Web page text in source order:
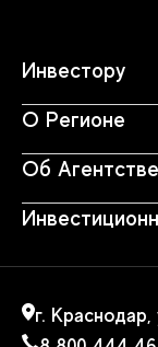
Инвестору
О Регионе
Об Агентстве
г. Краснодар,